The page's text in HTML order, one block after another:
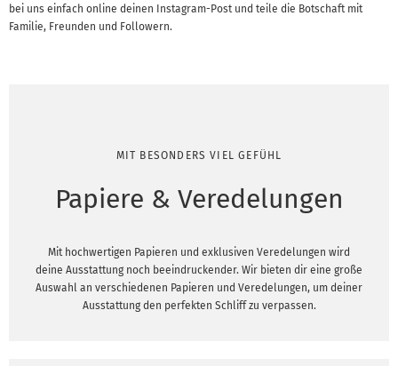
bei uns einfach online deinen Instagram-Post und teile die Botschaft mit
Familie, Freunden und Followern.
MIT BESONDERS VIEL GEFÜHL
Papiere & Veredelungen
Mit hochwertigen Papieren und exklusiven Veredelungen wird
deine Ausstattung noch beeindruckender. Wir bieten dir eine große
Auswahl an verschiedenen Papieren und Veredelungen, um deiner
Ausstattung den perfekten Schliff zu verpassen.